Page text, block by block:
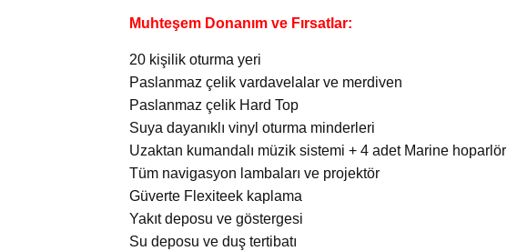
Muhteşem Donanım ve Fırsatlar:
20 kişilik oturma yeri
Paslanmaz çelik vardavelalar ve merdiven
Paslanmaz çelik Hard Top
Suya dayanıklı vinyl oturma minderleri
Uzaktan kumandalı müzik sistemi + 4 adet Marine hoparlör
Tüm navigasyon lambaları ve projektör
Güverte Flexiteek kaplama
Yakıt deposu ve göstergesi
Su deposu ve duş tertibatı